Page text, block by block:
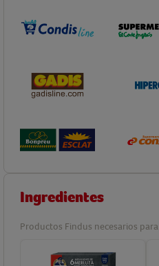
Ingredientes
Productos Findus necesarios